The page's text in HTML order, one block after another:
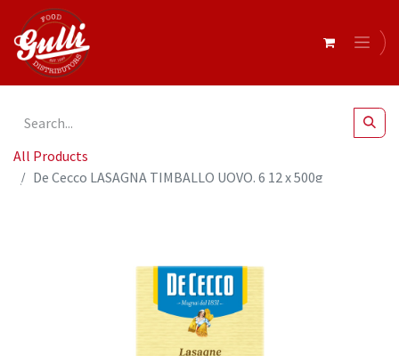
All Products
De Cecco LASAGNA TIMBALLO UOVO. 6 12 x 500g